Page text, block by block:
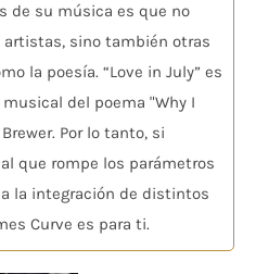
de su música es que no
sino también otras
la poesía. “Love in July” es
del poema "Why I
Por lo tanto, si
que rompe los parámetros
la integración de distintos
Curve es para ti.